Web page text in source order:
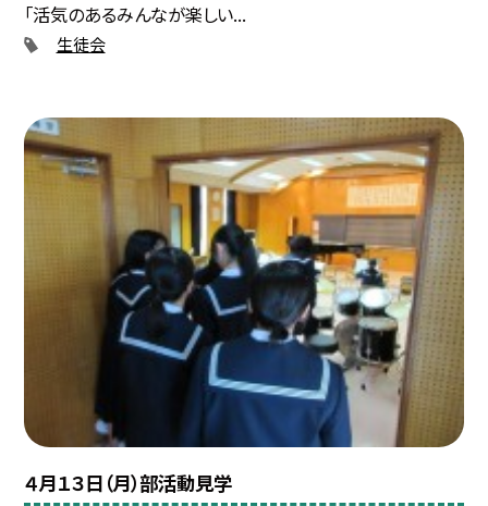
「活気のあるみんなが楽しい...
生徒会
４月１３日（月）部活動見学